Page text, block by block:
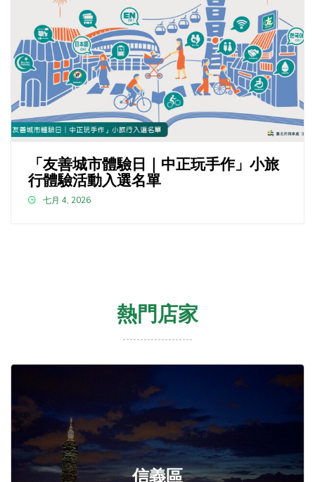
「友善城市體驗日｜中正玩手作」小旅
行體驗活動入選名單
七月 4, 2026
熱門店家
信義區